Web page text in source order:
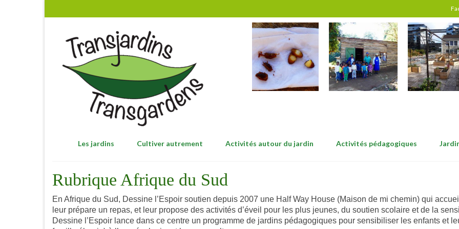
Les jardins Cultiver autrement Activités autour du jardin Activités pédagogiques
Rubrique Afrique du Sud
En Afrique du Sud, Dessine l’Espoir soutien depuis 2007 une Half Way House (Maison de mi chemin) qui
leur prépare un repas, et leur propose des activités d’éveil pour les plus jeunes, du soutien scolaire et de la
Dessine l’Espoir lance dans ce centre un programme de jardins pédagogiques pour sensibiliser les enfants et